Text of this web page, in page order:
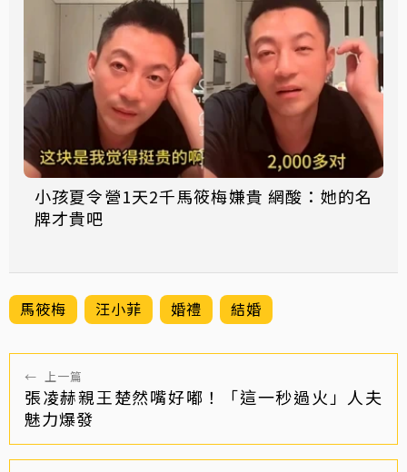
小孩夏令營1天2千馬筱梅嫌貴 網酸：她的名
牌才貴吧
馬筱梅 汪小菲 婚禮 結婚
← 上一篇
張凌赫親王楚然嘴好嘟！「這一秒過火」人夫
魅力爆發